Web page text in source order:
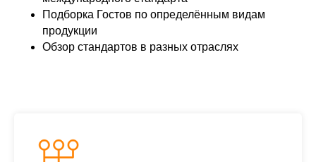
Подборка Гостов по определённым видам
продукции
Обзор стандартов в разных отраслях